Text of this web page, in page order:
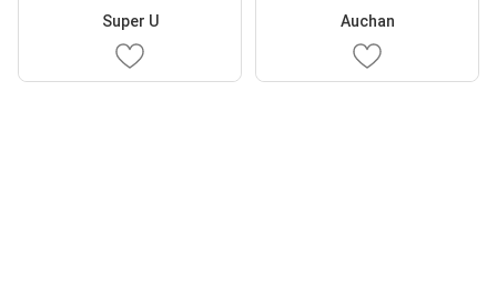
Super U Auchan